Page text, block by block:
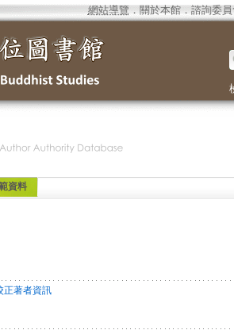
網站導覽 ． 關於本館． 諮詢委員
資料
正著者資訊